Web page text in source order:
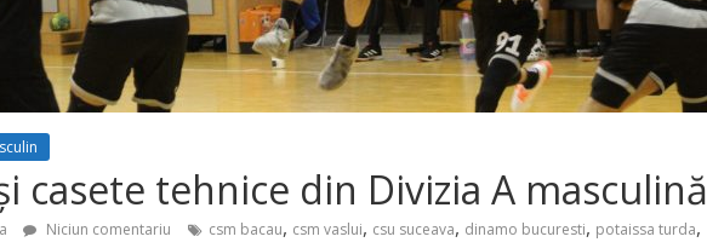
casete tehnice din Divizia A masculină
Niciun comentariu csm bacau, csm vaslui, csu suceava, dinamo bucuresti, potaissa turda,